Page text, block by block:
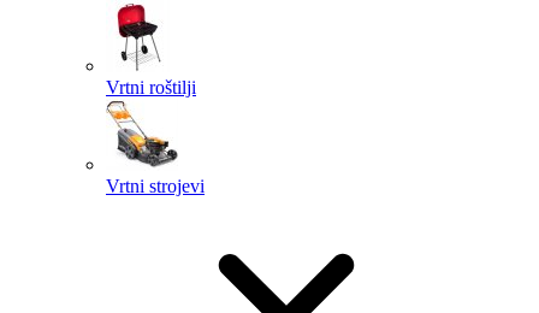
Vrtni roštilji
Vrtni strojevi